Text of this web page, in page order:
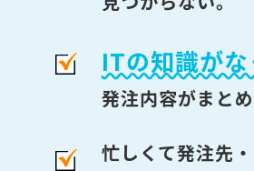
ITの知識がな
発注内容がまとめ
忙しくて発注先